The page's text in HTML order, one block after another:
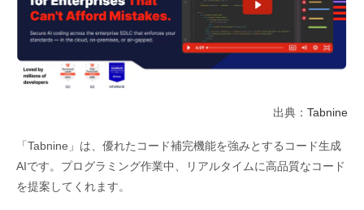
出典： Tabnine
「Tabnine」は、優れたコード補完機能を強みとするコード生成
AIです。プログラミング作業中、リアルタイムに高品質なコード
を提案してくれます。